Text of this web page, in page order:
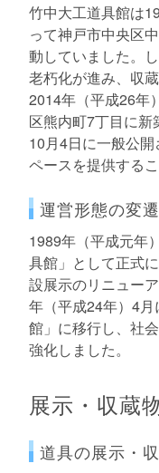
竹中大工道具館は
って神戸市中央区
動していました。
老朽化が進み、収
2014年（平成26年
区熊内町7丁目に
10月4日に一般公
ペースを提供する
運営形態の変遷
1989年（平成元年
具館」として正式
設展示のリニュー
年（平成24年）4
館」に移行し、社
強化しました。
展示・収蔵
道具の展示・